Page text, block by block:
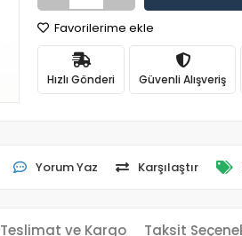
Favorilerime ekle
Hızlı Gönderi Güvenli Alışveriş
Yorum Yaz Karşılaştır
Teslimat ve Kargo Taksit